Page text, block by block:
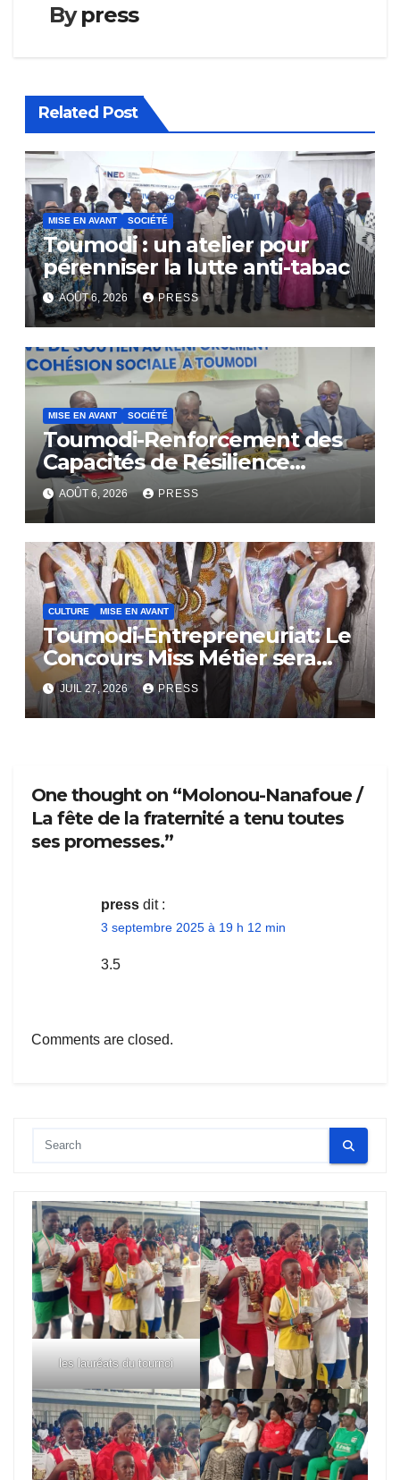
Bypress
Related Post
MISE EN AVANT SOCIÉTÉ
Toumodi : un atelier pour
pérenniser la lutte anti-tabac
AOÛT 6, 2026 PRESS
MISE EN AVANT SOCIÉTÉ
Toumodi-Renforcement des
Capacités de Résilience
Communautaire
AOÛT 6, 2026 PRESS
CULTURE MISE EN AVANT
Toumodi-Entrepreneuriat: Le
Concours Miss Métier sera
bientôt lance.
JUIL 27, 2026 PRESS
One thought on “Molonou-Nanafoue /
La fête de la fraternité a tenu toutes
ses promesses.”
press dit :
3 septembre 2025 à 19 h 12 min
3.5
Comments are closed.
les lauréats du tournoi